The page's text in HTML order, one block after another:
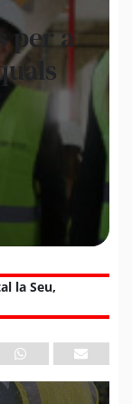
per a
la Seu,